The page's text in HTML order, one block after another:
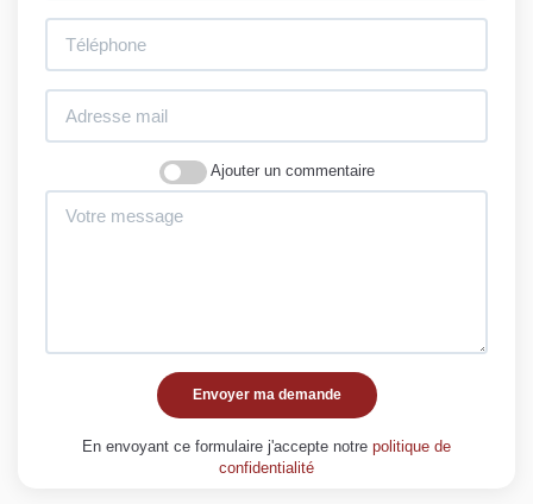
Ajouter un commentaire
Envoyer ma demande
En envoyant ce formulaire j'accepte notre politique de
confidentialité